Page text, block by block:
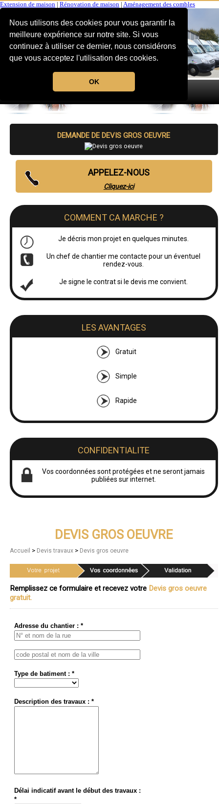
Nous utilisons des cookies pour vous garantir la
meilleure expérience sur notre site. Si vous
continuez à utiliser ce dernier, nous considérons
que vous acceptez l'utilisation des cookies.
OK
Extension de maison Rénovation de maison Aménagement des combles
MENU
DEMANDE DE DEVIS GROS OEUVRE
APPELEZ-NOUS
Cliquez-ici
COMMENT CA MARCHE ?
Je décris mon projet en quelques minutes.
Un chef de chantier me contacte pour un éventuel
rendez-vous.
Je signe le contrat si le devis me convient.
LES AVANTAGES
Gratuit
Simple
Rapide
CONFIDENTIALITE
Vos coordonnées sont protégées et ne seront jamais
publiées sur internet.
DEVIS GROS OEUVRE
Accueil > Devis travaux > Devis gros oeuvre
Remplissez ce formulaire et recevez votre Devis gros oeuvre
gratuit.
Adresse du chantier : *
Type de batiment : *
Description des travaux : *
Délai indicatif avant le début des travaux :
*